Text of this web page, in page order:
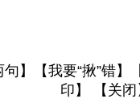
句 】【我要“揪”错】
印 】 【 关闭